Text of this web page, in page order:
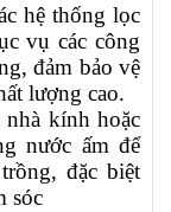
hệ thống lọc
vụ các công
đảm bảo vệ
lượng cao.
kính hoặc
nước ấm để
đặc biệt
sóc